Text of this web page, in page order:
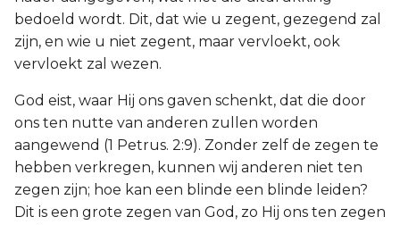
bedoeld wordt. Dit, dat wie u zegent, gezegend zal
zijn, en wie u niet zegent, maar vervloekt, ook
vervloekt zal wezen.
God eist, waar Hij ons gaven schenkt, dat die door
ons ten nutte van anderen zullen worden
aangewend (1 Petrus. 2:9). Zonder zelf de zegen te
hebben verkregen, kunnen wij anderen niet ten
zegen zijn; hoe kan een blinde een blinde leiden?
Dit is een grote zegen van God, zo Hij ons ten zegen